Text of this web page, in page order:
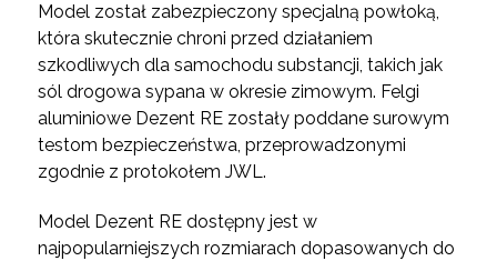
Model został zabezpieczony specjalną powłoką,
która skutecznie chroni przed działaniem
szkodliwych dla samochodu substancji, takich jak
sól drogowa sypana w okresie zimowym. Felgi
aluminiowe Dezent RE zostały poddane surowym
testom bezpieczeństwa, przeprowadzonymi
zgodnie z protokołem JWL.
Model Dezent RE dostępny jest w
najpopularniejszych rozmiarach dopasowanych do